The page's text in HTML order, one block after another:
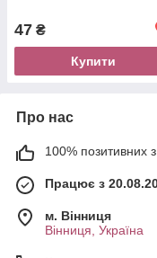
47 ₴
Купити
Про нас
100% позитивних з
Працює з
м. Вінниця
Вінниця, Україна